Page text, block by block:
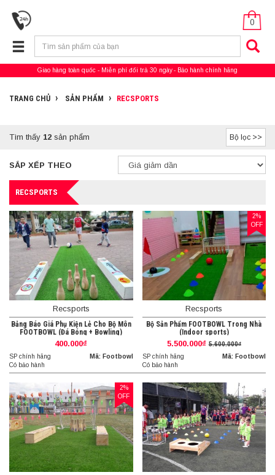
0
Giao hàng toàn quốc Miễn phí đổi trả 30 ngày Bảo hành chính hãng
TRANG CHỦ SẢN PHẨM RECSPORTS
Tìm thấy 12 sản phẩm Bộ lọc >>
SẮP XẾP THEO
RECSPORTS
Recsports
Bảng Báo Giá Phụ Kiện Lẻ Cho Bộ Môn
FOOTBOWL (Đá Bóng + Bowling)
400.000₫
SP chính hãng
Có bảo hành
Mã: Footbowl
2%
OFF
Recsports
Bộ Sản Phẩm FOOTBOWL Trong Nhà
(Indoor sports)
5.500.000₫ 5.600.000₫
SP chính hãng
Có bảo hành
Mã: Footbowl
2%
OFF